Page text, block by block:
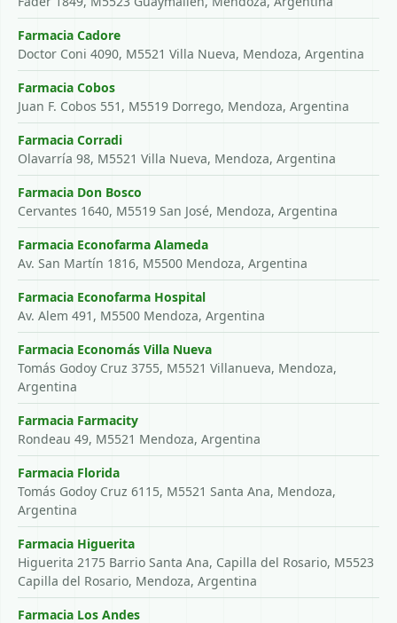
Farmacia Cadore
Doctor Coni 4090, M5521 Villa Nueva, Mendoza, Argentina
Farmacia Cobos
Juan F. Cobos 551, M5519 Dorrego, Mendoza, Argentina
Farmacia Corradi
Olavarría 98, M5521 Villa Nueva, Mendoza, Argentina
Farmacia Don Bosco
Cervantes 1640, M5519 San José, Mendoza, Argentina
Farmacia Econofarma Alameda
Av. San Martín 1816, M5500 Mendoza, Argentina
Farmacia Econofarma Hospital
Av. Alem 491, M5500 Mendoza, Argentina
Farmacia Economás Villa Nueva
Tomás Godoy Cruz 3755, M5521 Villanueva, Mendoza,
Argentina
Farmacia Farmacity
Rondeau 49, M5521 Mendoza, Argentina
Farmacia Florida
Tomás Godoy Cruz 6115, M5521 Santa Ana, Mendoza,
Argentina
Farmacia Higuerita
Higuerita 2175 Barrio Santa Ana, Capilla del Rosario, M5523
Capilla del Rosario, Mendoza, Argentina
Farmacia Los Andes